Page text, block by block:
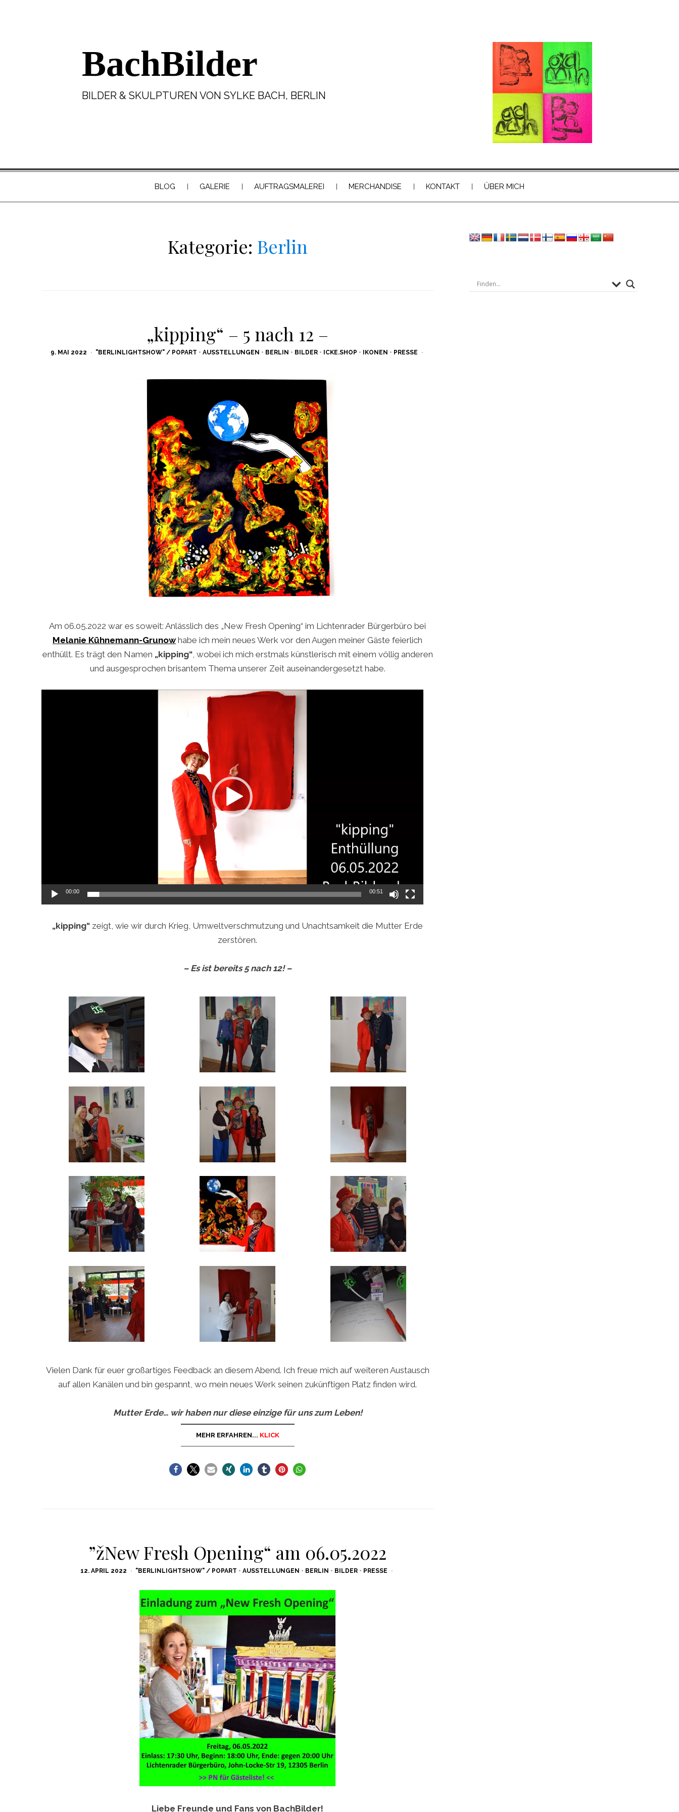
BachBilder
BILDER & SKULPTUREN VON SYLKE BACH, BERLIN
BLOG GALERIE AUFTRAGSMALEREI MERCHANDISE KONTAKT ÜBER MICH
Kategorie: Berlin
„kipping“ – 5 nach 12 –
POSTED
9. MAI 2022 "BERLINLIGHTSHOW" / POPART • AUSSTELLUNGEN • BERLIN • BILDER• ICKE.SHOP • IKONEN • PRESSE
Am 06.05.2022 war es soweit: Anlässlich des „New Fresh Opening“ im Lichtenrader Bürgerbüro bei
Melanie Kühnemann-Grunow habe ich mein neues Werk vor den Augen meiner Gäste feierlich
enthüllt. Es trägt den Namen „kipping“, wobei ich mich erstmals künstlerisch mit einem völlig anderen
und ausgesprochen brisantem Thema unserer Zeit auseinandergesetzt habe.
Video-
00:00 00:51
„kipping“ zeigt, wie wir durch Krieg, Umweltverschmutzung und Unachtsamkeit die Mutter Erde
zerstören.
– Es ist bereits 5 nach 12! –
Vielen Dank für euer großartiges Feedback an diesem Abend. Ich freue mich auf weiteren Austausch
auf allen Kanälen und bin gespannt, wo mein neues Werk seinen zukünftigen Platz finden wird.
Mutter Erde… wir haben nur diese einzige für uns zum Leben!
MEHR ERFAHREN... KLICK
”žNew Fresh Opening“ am 06.05.2022
POSTED
12. APRIL 2022 "BERLINLIGHTSHOW" / POPART •AUSSTELLUNGEN • BERLIN • BILDER • PRESSE
Liebe Freunde und Fans von BachBilder!